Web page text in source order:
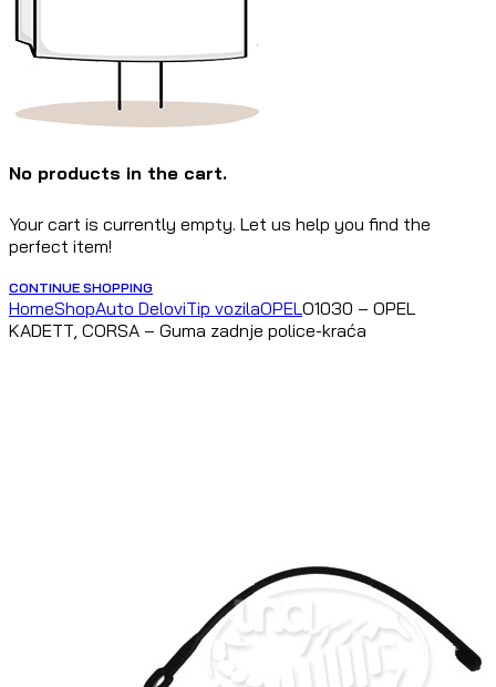
No products in the cart.
Your cart is currently empty. Let us help you find the
perfect item!
CONTINUE SHOPPING
HomeShopAuto DeloviTip vozilaOPELO1030 – OPEL
KADETT, CORSA – Guma zadnje police-kraća